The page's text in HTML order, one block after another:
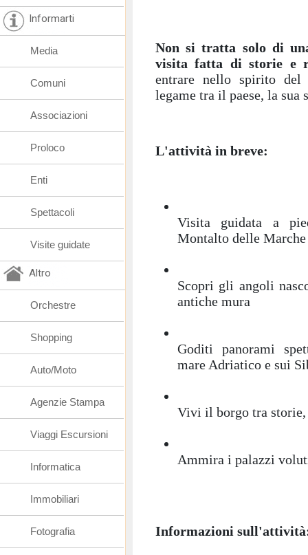
Non si tratta solo di
visita fatta di storie e
entrare nello spirito del
legame tra il paese, la sua
L'attività in breve:
Visita guidata a
Montalto delle Marche
Scopri gli angoli
antiche mura
Goditi panorami
mare Adriatico e sui
Vivi il borgo tra storie,
Ammira i palazzi
Informazioni
Informarti
Media
Comuni
Associazioni
Proloco
Enti
Spettacoli
Visite guidate
Altro
Orchestre
Shopping
Auto/Moto
Agenzie Stampa
Viaggi Escursioni
Informatica
Immobiliari
Fotografia